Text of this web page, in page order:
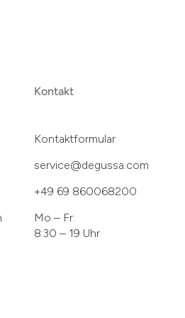
Kontakt
Kontaktformular
service@degussa.com
+49 69 860068200
Mo – Fr:
8:30 – 19 Uhr